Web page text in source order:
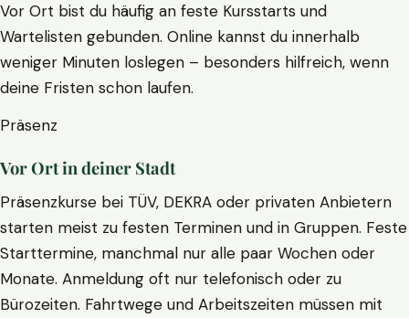
Vor Ort bist du häufig an feste Kursstarts und
Wartelisten gebunden. Online kannst du innerhalb
weniger Minuten loslegen – besonders hilfreich, wenn
deine Fristen schon laufen.
Präsenz
Vor Ort in deiner Stadt
Präsenzkurse bei TÜV, DEKRA oder privaten Anbietern
starten meist zu festen Terminen und in Gruppen. Feste
Starttermine, manchmal nur alle paar Wochen oder
Monate. Anmeldung oft nur telefonisch oder zu
Bürozeiten. Fahrtwege und Arbeitszeiten müssen mit